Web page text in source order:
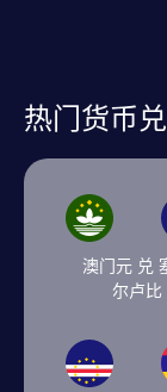
热门货币
澳门元 兑
尔卢比